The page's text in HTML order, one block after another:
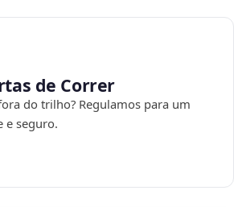
de Correr
do trilho? Regulamos para um
e seguro.